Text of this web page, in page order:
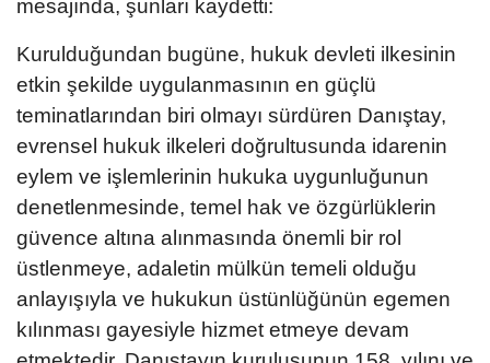
mesajında, şunları kaydetti:
Kurulduğundan bugüne, hukuk devleti ilkesinin
etkin şekilde uygulanmasının en güçlü
teminatlarından biri olmayı sürdüren Danıştay,
evrensel hukuk ilkeleri doğrultusunda idarenin
eylem ve işlemlerinin hukuka uygunluğunun
denetlenmesinde, temel hak ve özgürlüklerin
güvence altına alınmasında önemli bir rol
üstlenmeye, adaletin mülkün temeli olduğu
anlayışıyla ve hukukun üstünlüğünün egemen
kılınması gayesiyle hizmet etmeye devam